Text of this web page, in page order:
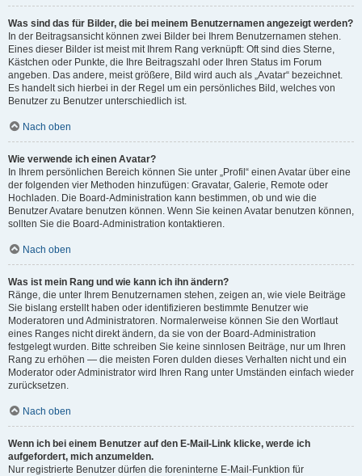
Was sind das für Bilder, die bei meinem Benutzernamen angezeigt werden?
In der Beitragsansicht können zwei Bilder bei Ihrem Benutzernamen stehen.
Eines dieser Bilder ist meist mit Ihrem Rang verknüpft: Oft sind dies Sterne,
Kästchen oder Punkte, die Ihre Beitragszahl oder Ihren Status im Forum
angeben. Das andere, meist größere, Bild wird auch als „Avatar“ bezeichnet.
Es handelt sich hierbei in der Regel um ein persönliches Bild, welches von
Benutzer zu Benutzer unterschiedlich ist.
Nach oben
Wie verwende ich einen Avatar?
In Ihrem persönlichen Bereich können Sie unter „Profil“ einen Avatar über eine
der folgenden vier Methoden hinzufügen: Gravatar, Galerie, Remote oder
Hochladen. Die Board-Administration kann bestimmen, ob und wie die
Benutzer Avatare benutzen können. Wenn Sie keinen Avatar benutzen können,
sollten Sie die Board-Administration kontaktieren.
Nach oben
Was ist mein Rang und wie kann ich ihn ändern?
Ränge, die unter Ihrem Benutzernamen stehen, zeigen an, wie viele Beiträge
Sie bislang erstellt haben oder identifizieren bestimmte Benutzer wie
Moderatoren und Administratoren. Normalerweise können Sie den Wortlaut
eines Ranges nicht direkt ändern, da sie von der Board-Administration
festgelegt wurden. Bitte schreiben Sie keine sinnlosen Beiträge, nur um Ihren
Rang zu erhöhen — die meisten Foren dulden dieses Verhalten nicht und ein
Moderator oder Administrator wird Ihren Rang unter Umständen einfach wieder
zurücksetzen.
Nach oben
Wenn ich bei einem Benutzer auf den E-Mail-Link klicke, werde ich
aufgefordert, mich anzumelden.
Nur registrierte Benutzer dürfen die foreninterne E-Mail-Funktion für